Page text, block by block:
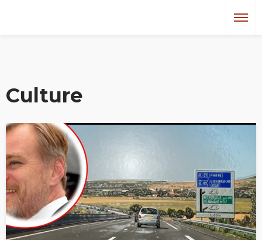
Culture